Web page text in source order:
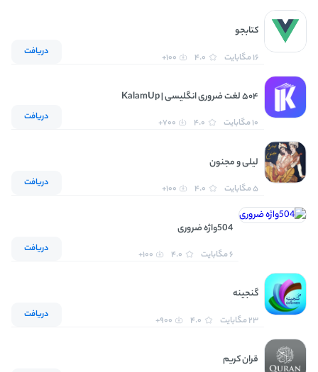
کتابجو
16 مگابایت 4.0
100+ دریافت
۵۰۴ لغت ضروری انگلیسی | KalamUp
10 مگابایت 4.0
700+ دریافت
لیلی و مجنون
5 مگابایت 4.0
100+ دریافت
504واژه ضروری
6 مگابایت 4.0
100+ دریافت
گنجینه
23 مگابایت 4.0
900+ دریافت
قران کریم